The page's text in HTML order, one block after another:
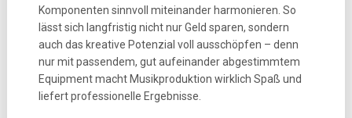
Komponenten sinnvoll miteinander harmonieren. So
lässt sich langfristig nicht nur Geld sparen, sondern
auch das kreative Potenzial voll ausschöpfen – denn
nur mit passendem, gut aufeinander abgestimmtem
Equipment macht Musikproduktion wirklich Spaß und
liefert professionelle Ergebnisse.